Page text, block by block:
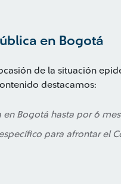
en Bogotá
de la situación
destacamos:
Bogotá hasta por 6
para afrontar el